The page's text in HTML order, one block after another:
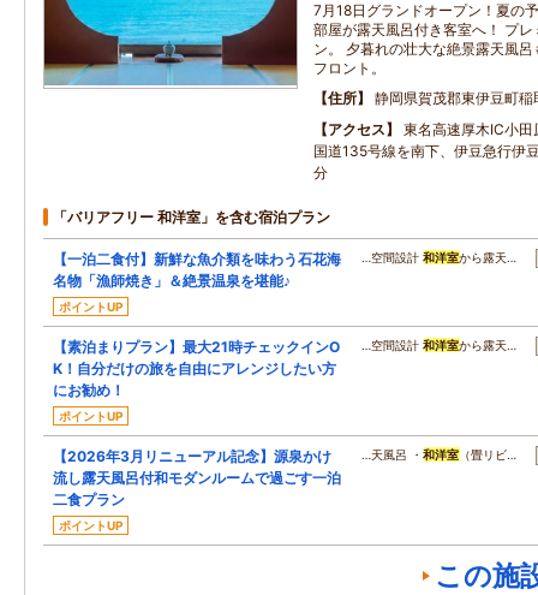
7月18日グランドオープン！夏の
部屋が露天風呂付き客室へ！ プ
ン。 夕暮れの壮大な絶景露天風
フロント。
住所
静岡県賀茂郡東伊豆町
アクセス
東名高速厚木IC小
国道135号線を南下、伊豆急行伊
分
「バリアフリー 和洋室」を含む宿泊プラン
【一泊二食付】新鮮な魚介類を味わう石花海
名物「漁師焼き」＆絶景温泉を堪能♪
ポイントUP
…空間設計和洋室から露天…
【素泊まりプラン】最大21時チェックインO
K！自分だけの旅を自由にアレンジしたい方
にお勧め！
ポイントUP
…空間設計和洋室から露天…
【2026年3月リニューアル記念】源泉かけ
流し露天風呂付和モダンルームで過ごす一泊
二食プラン
ポイントUP
…天風呂 ・和洋室 （畳リビ…
この施